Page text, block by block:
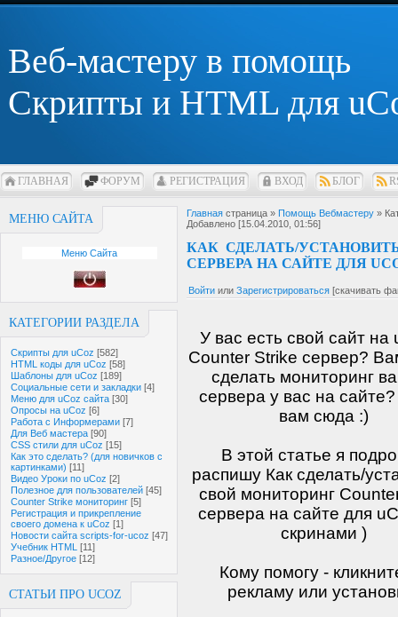
Веб-мастеру в помощь
Скрипты и HTML для
ГЛАВНАЯ ФОРУМ РЕГИСТРАЦИЯ ВХОД БЛОГ
МЕНЮ САЙТА
Меню Сайта
КАТЕГОРИИ РАЗДЕЛА
Скрипты для uCoz [582]
HTML коды для uCoz [58]
Шаблоны для uCoz [189]
Социальные сети и закладки [4]
Меню для uCoz сайта [30]
Опросы на uCoz [6]
Работа с Информерами [7]
Для Веб мастера [90]
CSS стили для uCoz [15]
Как это сделать? (для новичков с
картинками) [11]
Видео Уроки по uCoz [2]
Полезное для пользователей [45]
Counter Strike мониторинг [5]
Регистрация и прикрепление
своего домена к uCoz [1]
Новости сайта scripts-for-ucoz [47]
Учебник HTML [11]
Разное/Другое [12]
СТАТЬИ ПРО UCOZ
Главная страница » Помощь Вебмастеру »
Добавлено [15.04.2010, 01:56]
КАК СДЕЛАТЬ/
СЕРВЕРА НА САЙТЕ ДЛЯ
Войти или Зарегистрироваться [скачивать
У вас есть свой сайт на
Counter Strike сервер?
сделать мониторинг
сервера у вас на
вам сюда :)
В этой статье я
распишу Как сделать/
свой мониторинг
сервера на сайте для
скринами )
Кому помогу -
рекламу или